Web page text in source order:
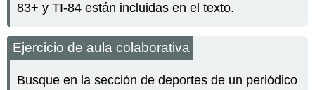
83+ y TI-84 están incluidas en el texto.
Ejercicio de aula colaborativa
Busque en la sección de deportes de un periódico